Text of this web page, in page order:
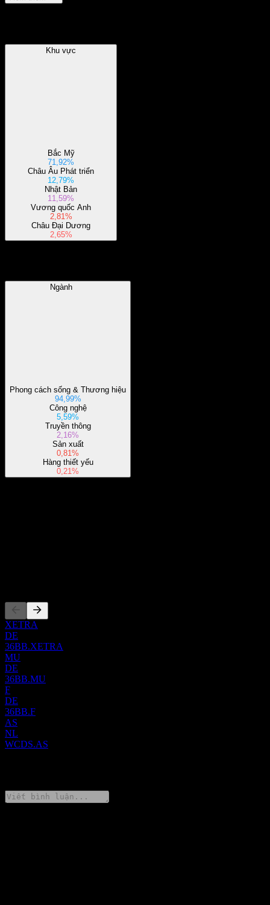
Khu vực
Bắc Mỹ
71,92%
Châu Âu Phát triển
12,79%
Nhật Bản
11,59%
Vương quốc Anh
2,81%
Châu Đại Dương
2,65%
Ngành
Phong cách sống & Thương hiệu
94,99%
Công nghệ
5,59%
Truyền thông
2,16%
Sản xuất
0,81%
Hàng thiết yếu
0,21%
XETRA
DE
36BB.XETRA
MU
DE
36BB.MU
F
DE
36BB.F
AS
NL
WCDS.AS